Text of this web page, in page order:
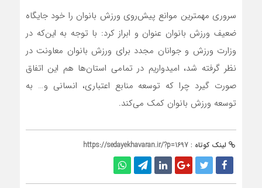
سروری مهمترین موانع پیش‌روی ورزش بانوان را خود جایگاه
ضعیف ورزش بانوان عنوان و ابراز کرد: با توجه به این‌که در
وزارت ورزش و جوانان مجدد برای ورزش بانوان معاونت در
نظر گرفته شد، امیدواریم در تمامی استان‌ها هم این اتفاق
صورت گیرد چرا که توسعه منابع اعتباری، انسانی و… به
توسعه ورزش بانوان کمک می‌کند.
لینک کوتاه : https://sedayekhavaran.ir/?p=1697